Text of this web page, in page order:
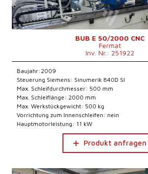
BUB E 50/2000 CNC
Fermat
Inv. Nr.: 251922
Baujahr:2009
Steuerung Siemens: Sinumerik 840D Sl
Max. Schleifdurchmesser: 500 mm
Max. Schleiflänge: 2000 mm
Max. Werkstückgewicht: 500 kg
Vorrichtung zum Innenschleifen: nein
Hauptmotorleistung: 11 kW
Produkt anfragen